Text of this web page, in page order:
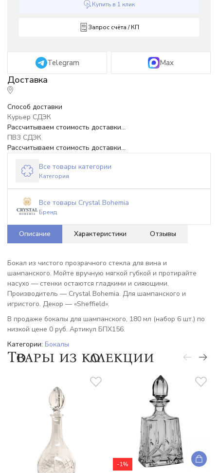
Купить в 1 клик
Запрос счёта / КП
Telegram Max
Способ доставки
Курьер СДЭК
Рассчитываем стоимость доставки...
ПВЗ СДЭК
Рассчитываем стоимость доставки...
Все товары категории
Категория
Все товары Crystal Bohemia
Бренд
Описание Характеристики Отзывы
Бокал из чистого прозрачного стекла для вина и
шампанского. Мойте вручную мягкой губкой и протирайте
насухо — стенки остаются гладкими и сияющими.
Производитель — Crystal Bohemia. Для шампанского и
игристого. Декор — «Sheffield».
В продаже бокалы для шампанского, 180 мл (набор 6 шт.) по
низкой цене 0 руб. Артикул БПХ156.
Категории: Бокалы
Товары из коллекции
-1%